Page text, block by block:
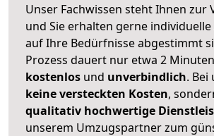
Unser Fachwissen steht Ihnen zur
und Sie erhalten gerne
auf Ihre Bedürfnisse abgestimmt
Prozess dauert nur etwa 2
kostenlos und unverbindlich. Bei
keine versteckten Kosten,
qualitativ hochwertige
unserem Umzugspartner zum